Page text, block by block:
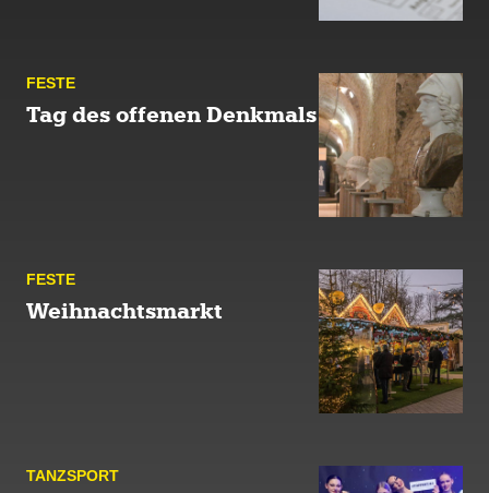
FESTE
Tag des offenen Denkmals
FESTE
Weihnachtsmarkt
TANZ­SPORT